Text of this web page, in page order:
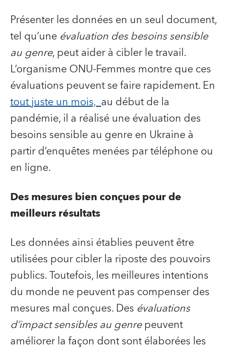
Présenter les données en un seul document,
tel qu’une évaluation des besoins sensible
au genre, peut aider à cibler le travail.
L’organisme ONU-Femmes montre que ces
évaluations peuvent se faire rapidement. En
tout juste un mois,au début de la
pandémie, il a réalisé une évaluation des
besoins sensible au genre en Ukraine à
partir d’enquêtes menées par téléphone ou
en ligne.
Des mesures bien conçues pour de
meilleurs résultats
Les données ainsi établies peuvent être
utilisées pour cibler la riposte des pouvoirs
publics. Toutefois, les meilleures intentions
du monde ne peuvent pas compenser des
mesures mal conçues. Des évaluations
d’impact sensibles au genrepeuvent
améliorer la façon dont sont élaborées les